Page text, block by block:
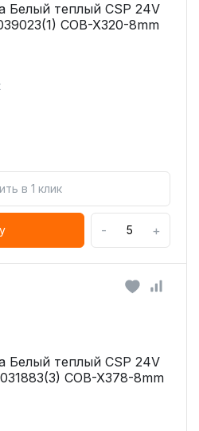
Белый теплый CSP 24V
COB-X320-8mm
в 1 клик
- +
Белый теплый CSP 24V
COB-X378-8mm